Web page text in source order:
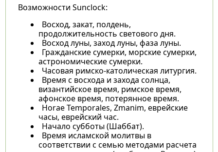
Возможности Sunclock:
Восход, закат, полдень,
продолжительность светового дня.
Восход луны, заход луны, фаза луны.
Гражданские сумерки, морские сумерки,
астрономические сумерки.
Часовая римско-католическая литургия.
Время с восхода и захода солнца,
византийское время, римское время,
афонское время, потерянное время.
Horae Temporales, Zmanim, еврейские
часы, еврейский час.
Начало субботы (Шаббат).
Время исламской молитвы в
соответствии с семью методами расчета